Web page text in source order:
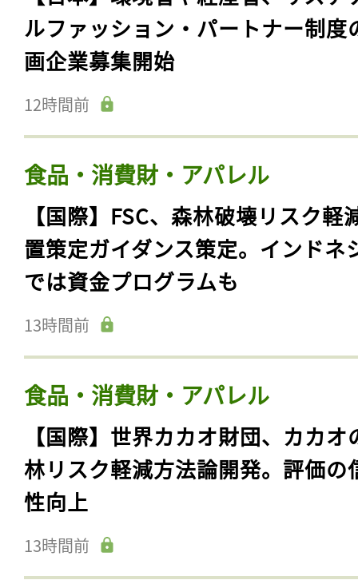
ルファッション・パートナー制度
画企業募集開始
12時間前
食品・消費財・アパレル
【国際】FSC、森林破壊リスク軽
置策定ガイダンス策定。インドネ
では資金プログラムも
13時間前
食品・消費財・アパレル
【国際】世界カカオ財団、カカオ
林リスク軽減方法論開発。評価の
性向上
13時間前